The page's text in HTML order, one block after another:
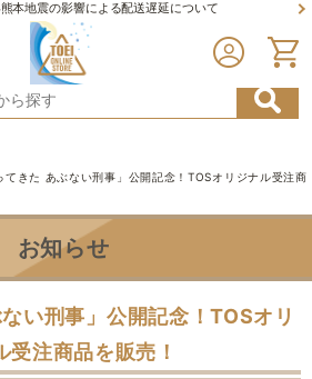
熊本地震の影響による配送遅延について
てきた あぶない刑事」公開記念！TOSオリジナル受注商
お知らせ
ない刑事」公開記念！TOSオリ
受注商品を販売！